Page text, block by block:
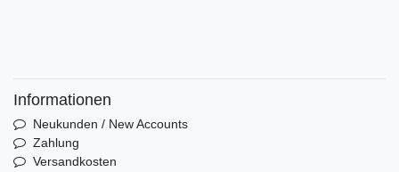
Informationen
Neukunden / New Accounts
Zahlung
Versandkosten